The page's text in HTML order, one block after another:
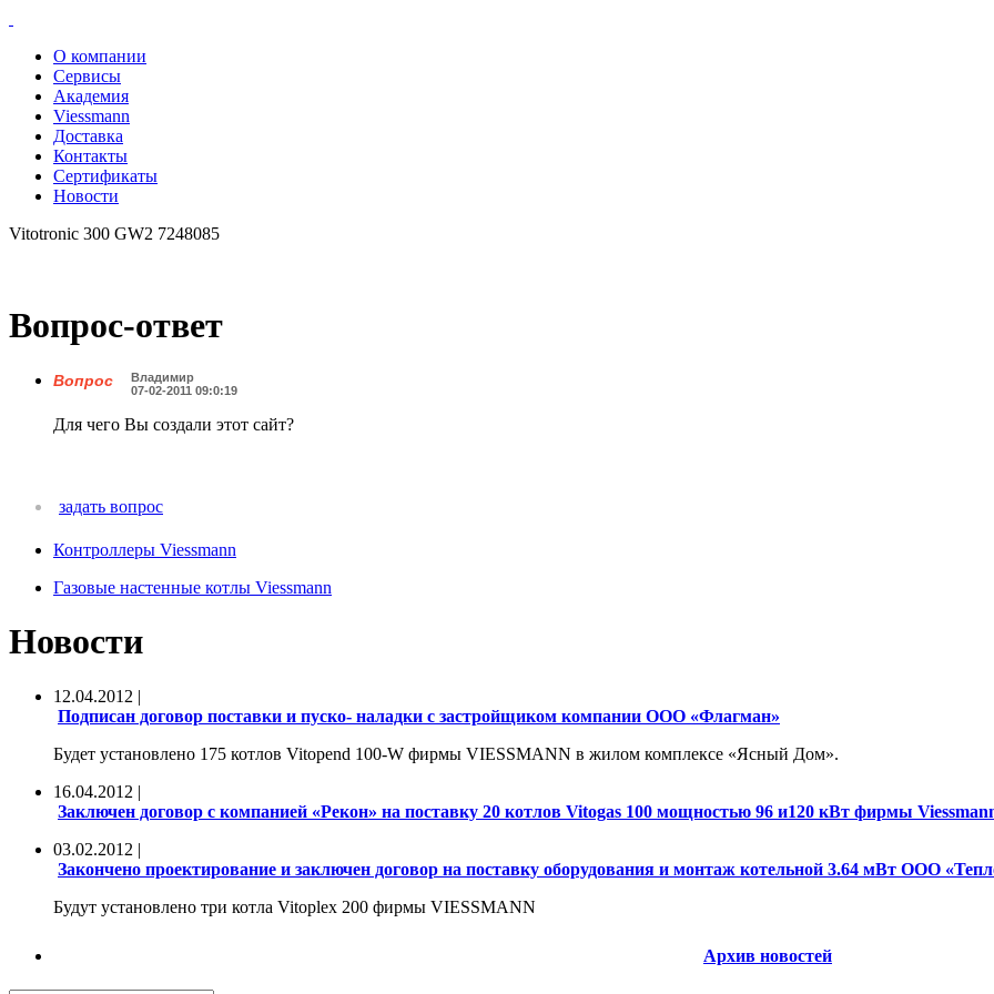
О компании
Сервисы
Академия
Viessmann
Доставка
Контакты
Сертификаты
Новости
Vitotronic 300 GW2 7248085
Вопрос-ответ
Вопрос
Владимир
07-02-2011 09:0:19
Для чего Вы создали этот сайт?
задать вопрос
Контроллеры Viessmann
Газовые настенные котлы Viessmann
Новости
12.04.2012 |
Подписан договор поставки и пуско- наладки с застройщиком компании ООО «Флагман»
Будет установлено 175 котлов Vitopend 100-W фирмы VIESSMANN в жилом комплексе «Ясный Дом».
16.04.2012 |
Заключен договор с компанией «Рекон» на поставку 20 котлов Vitogas 100 мощностью 96 и120 кВт фирмы
03.02.2012 |
Закончено проектирование и заключен договор на поставку оборудования и монтаж котельной 3.64 мВт ООО
Будут установлено три котла Vitoplex 200 фирмы VIESSMANN
Архив новостей